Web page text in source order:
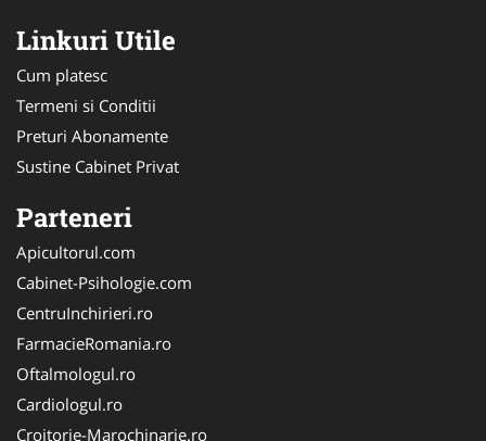
Linkuri Utile
Cum platesc
Termeni si Conditii
Preturi Abonamente
Sustine Cabinet Privat
Parteneri
Apicultorul.com
Cabinet-Psihologie.com
CentruInchirieri.ro
FarmacieRomania.ro
Oftalmologul.ro
Cardiologul.ro
Croitorie-Marochinarie.ro